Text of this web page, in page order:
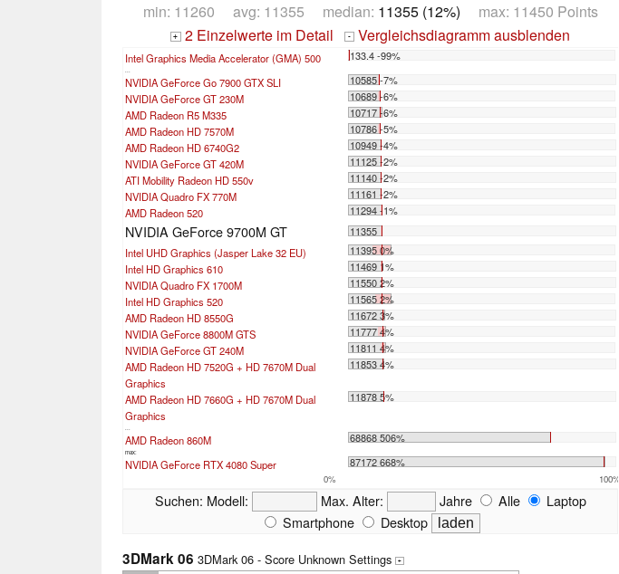
min: 11260 avg: 11355 median: 11355 (12%) max: 11450 Points
+ 2 Einzelwerte im Detail - Vergleichsdiagramm ausblenden
Intel Graphics Media Accelerator (GMA) 500 133.4 -99%
...
NVIDIA GeForce Go 7900 GTX SLI
10585 -7%
NVIDIA GeForce GT 230M
10689 -6%
AMD Radeon R5 M335
10717 -6%
AMD Radeon HD 7570M
10786 -5%
AMD Radeon HD 6740G2
10949 -4%
NVIDIA GeForce GT 420M
11125 -2%
ATI Mobility Radeon HD 550v
11140 -2%
NVIDIA Quadro FX 770M
11161 -2%
AMD Radeon 520
11294 -1%
NVIDIA GeForce 9700M GT
11355
Intel UHD Graphics (Jasper Lake 32 EU)
11395 0%
Intel HD Graphics 610
11469 1%
NVIDIA Quadro FX 1700M
11550 2%
Intel HD Graphics 520
11565 2%
AMD Radeon HD 8550G
11672 3%
NVIDIA GeForce 8800M GTS
11777 4%
NVIDIA GeForce GT 240M
11811 4%
AMD Radeon HD 7520G + HD 7670M Dual
Graphics
11853 4%
AMD Radeon HD 7660G + HD 7670M Dual
Graphics
11878 5%
...
AMD Radeon 860M 68868 506%
max:
NVIDIA GeForce RTX 4080 Super 87172 668%
0% 100%
Suchen: Modell: Max. Alter: Jahre Alle
Laptop
Smartphone
Desktop
3DMark 06 3DMark 06 - Score Unknown Settings +